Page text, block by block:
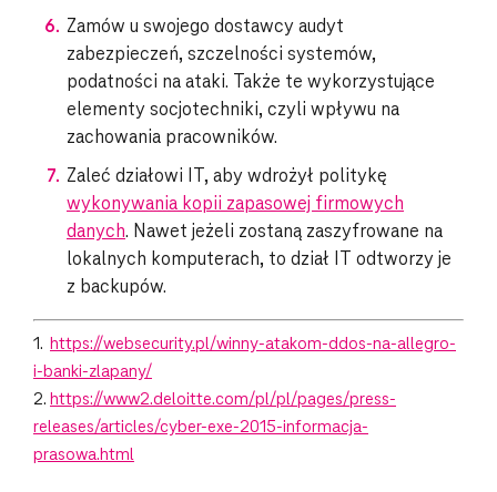
Zamów u swojego dostawcy audyt
zabezpieczeń, szczelności systemów,
podatności na ataki. Także te wykorzystujące
elementy socjotechniki, czyli wpływu na
zachowania pracowników.
Zaleć działowi IT, aby wdrożył politykę
wykonywania kopii zapasowej firmowych
danych. Nawet jeżeli zostaną zaszyfrowane na
lokalnych komputerach, to dział IT odtworzy je
z backupów.
1. https://websecurity.pl/winny-atakom-ddos-na-allegro-
i-banki-zlapany/
2. https://www2.deloitte.com/pl/pl/pages/press-
releases/articles/cyber-exe-2015-informacja-
prasowa.html